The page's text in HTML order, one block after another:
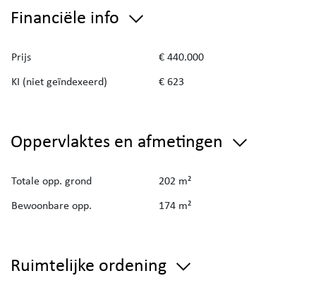
Financiële info
Prijs
€ 440.000
KI (niet geïndexeerd)
€ 623
Oppervlaktes en afmetingen
Totale opp. grond
202 m²
Bewoonbare opp.
174 m²
Ruimtelijke ordening